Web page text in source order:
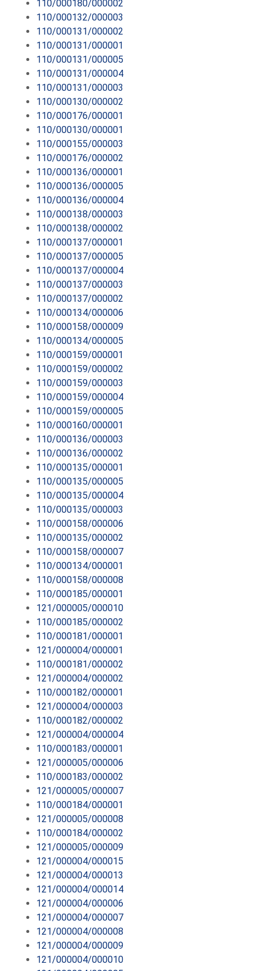
110/000180/000002
110/000132/000003
110/000131/000002
110/000131/000001
110/000131/000005
110/000131/000004
110/000131/000003
110/000130/000002
110/000176/000001
110/000130/000001
110/000155/000003
110/000176/000002
110/000136/000001
110/000136/000005
110/000136/000004
110/000138/000003
110/000138/000002
110/000137/000001
110/000137/000005
110/000137/000004
110/000137/000003
110/000137/000002
110/000134/000006
110/000158/000009
110/000134/000005
110/000159/000001
110/000159/000002
110/000159/000003
110/000159/000004
110/000159/000005
110/000160/000001
110/000136/000003
110/000136/000002
110/000135/000001
110/000135/000005
110/000135/000004
110/000135/000003
110/000158/000006
110/000135/000002
110/000158/000007
110/000134/000001
110/000158/000008
110/000185/000001
121/000005/000010
110/000185/000002
110/000181/000001
121/000004/000001
110/000181/000002
121/000004/000002
110/000182/000001
121/000004/000003
110/000182/000002
121/000004/000004
110/000183/000001
121/000005/000006
110/000183/000002
121/000005/000007
110/000184/000001
121/000005/000008
110/000184/000002
121/000005/000009
121/000004/000015
121/000004/000013
121/000004/000014
121/000004/000006
121/000004/000007
121/000004/000008
121/000004/000009
121/000004/000010